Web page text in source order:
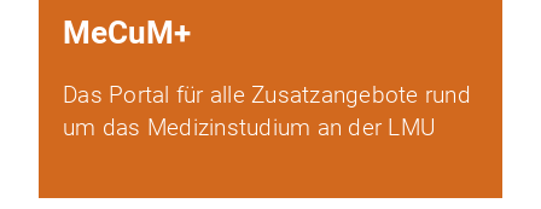
MeCuM+
Das Portal für alle Zusatzangebote rund
um das Medizinstudium an der LMU